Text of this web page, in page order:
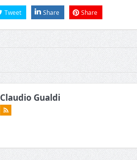
Tweet Share Share
Claudio Gualdi